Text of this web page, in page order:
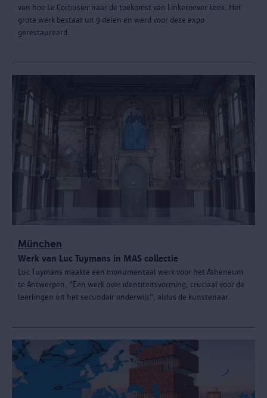
van hoe Le Corbusier naar de toekomst van Linkeroever keek. Het
grote werk bestaat uit 9 delen en werd voor deze expo
gerestaureerd.
München
Werk van Luc Tuymans in MAS collectie
Luc Tuymans maakte een monumentaal werk voor het Atheneum
te Antwerpen. "Een werk over identiteitsvorming, cruciaal voor de
leerlingen uit het secundair onderwijs", aldus de kunstenaar.